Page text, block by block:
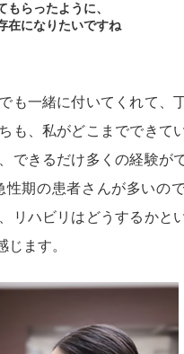
らったように、
在になりたいですね
も一緒に付いてくれて、
も、私がどこまでできて
できるだけ多くの経験が
期の患者さんが多いの
リハビリはどうするかと
ます。